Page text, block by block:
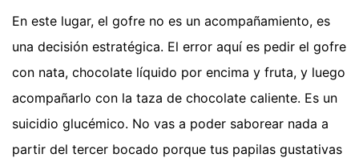
En este lugar, el gofre no es un acompañamiento, es
una decisión estratégica. El error aquí es pedir el gofre
con nata, chocolate líquido por encima y fruta, y luego
acompañarlo con la taza de chocolate caliente. Es un
suicidio glucémico. No vas a poder saborear nada a
partir del tercer bocado porque tus papilas gustativas